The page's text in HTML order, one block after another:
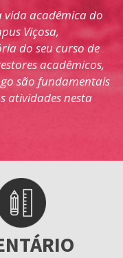
vida acadêmica do
Viçosa,
do seu curso de
acadêmicos,
são fundamentais
atividades nesta